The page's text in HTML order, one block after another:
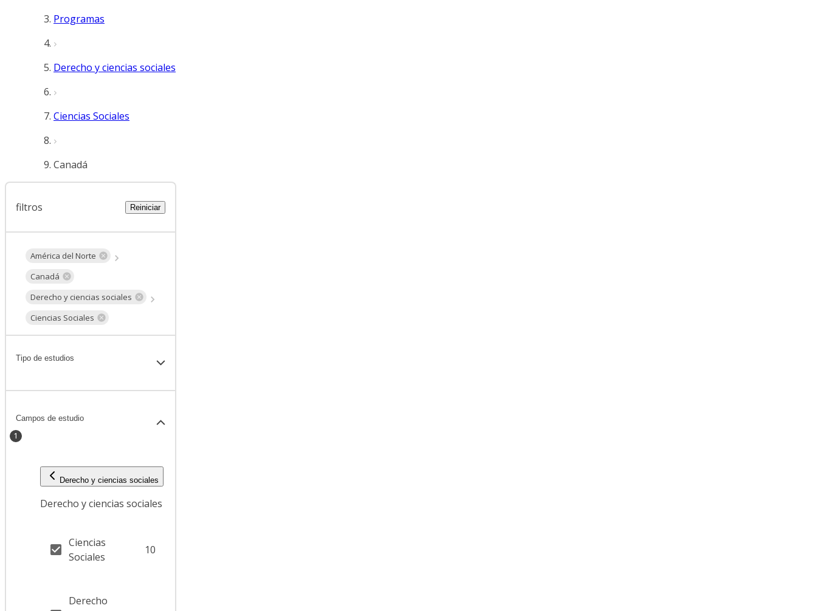
Programas
Derecho y ciencias sociales
Ciencias Sociales
Canadá
filtros Reiniciar
América del Norte
Canadá
Derecho y ciencias sociales
Ciencias Sociales
Tipo de estudios
Campos de estudio
1
Derecho y ciencias sociales
Derecho y ciencias sociales
Ciencias
Sociales
10
Derecho